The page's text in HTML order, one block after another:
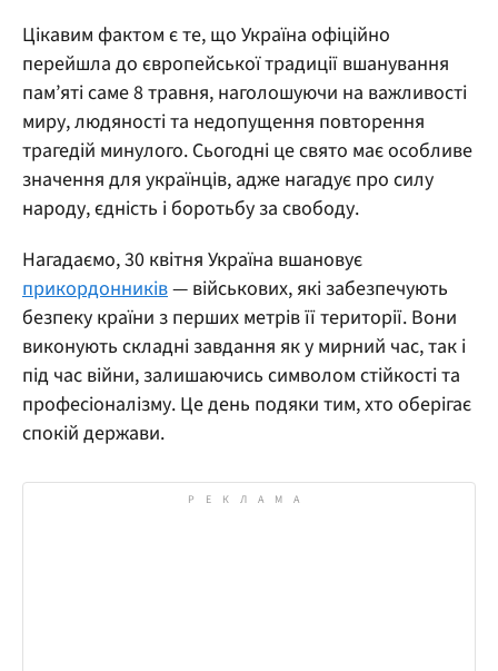
Цікавим фактом є те, що Україна офіційно
перейшла до європейської традиції вшанування
пам’яті саме 8 травня, наголошуючи на важливості
миру, людяності та недопущення повторення
трагедій минулого. Сьогодні це свято має особливе
значення для українців, адже нагадує про силу
народу, єдність і боротьбу за свободу.
Нагадаємо, 30 квітня Україна вшановує
прикордонників— військових, які забезпечують
безпеку країни з перших метрів її території. Вони
виконують складні завдання як у мирний час, так і
під час війни, залишаючись символом стійкості та
професіоналізму. Це день подяки тим, хто оберігає
спокій держави.